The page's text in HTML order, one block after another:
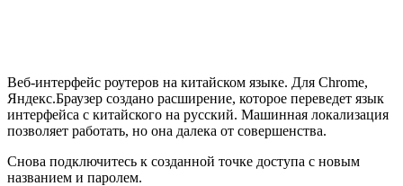
Веб-интерфейс роутеров на китайском языке. Для Chrome,
Яндекс.Браузер создано расширение, которое переведет язык
интерфейса с китайского на русский. Машинная локализация
позволяет работать, но она далека от совершенства.
Снова подключитесь к созданной точке доступа с новым
названием и паролем.